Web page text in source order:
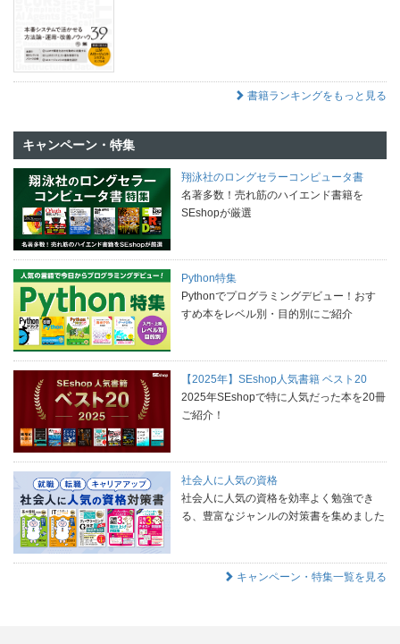
書籍ランキングをもっと見る
キャンペーン・特集
翔泳社のロングセラーコンピュータ書
名著多数！売れ筋のハイエンド書籍を
SEshopが厳選
Python特集
Pythonでプログラミングデビュー！おす
すめ本をレベル別・目的別にご紹介
【2025年】SEshop人気書籍 ベスト20
2025年SEshopで特に人気だった本を20冊
ご紹介！
社会人に人気の資格
社会人に人気の資格を効率よく勉強でき
る、豊富なジャンルの対策書を集めました
キャンペーン・特集一覧を見る